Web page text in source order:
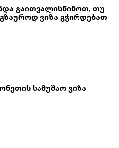
გაითვალისწინოთ, თუ
ვიზა გჭირდებათ
სამუშაო ვიზა